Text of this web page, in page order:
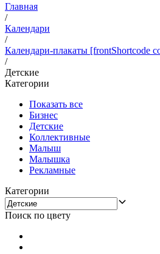
Главная
/
Календари
/
Календари-плакаты [frontShortcode
/
Детские
Категории
Показать все
Бизнес
Детские
Коллективные
Малыш
Малышка
Рекламные
Категории
Поиск по цвету